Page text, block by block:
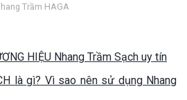
Trầm HAGA
HIỆU Nhang Trầm Sạch uy tín
là gì? Vì sao nên sử dụng Nhang